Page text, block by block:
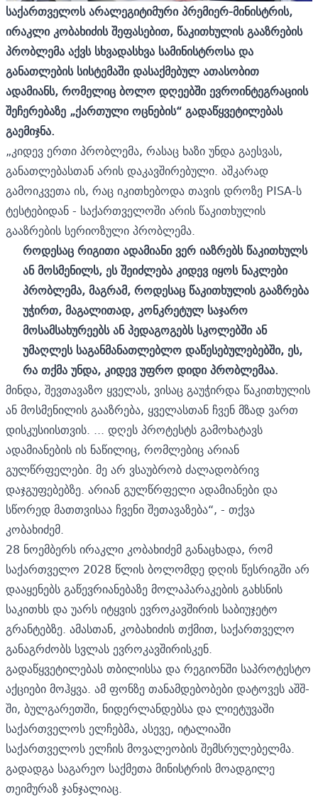
საქართველოს არალეგიტიმური პრემიერ-მინისტრის,
ირაკლი კობახიძის შეფასებით, წაკითხულის გააზრების
პრობლემა აქვს სხვადასხვა სამინისტროსა და
განათლების სისტემაში დასაქმებულ ათასობით
ადამიანს, რომელიც ბოლო დღეებში ევროინტეგრაციის
შეჩერებაზე „ქართული ოცნების“ გადაწყვეტილებას
გაემიჯნა.
„კიდევ ერთი პრობლემა, რასაც ხაზი უნდა გაესვას,
განათლებასთან არის დაკავშირებული. აშკარად
გამოიკვეთა ის, რაც იკითხებოდა თავის დროზე PISA-ს
ტესტებიდან - საქართველოში არის წაკითხულის
გააზრების სერიოზული პრობლემა.
როდესაც რიგითი ადამიანი ვერ იაზრებს წაკითხულს
ან მოსმენილს, ეს შეიძლება კიდევ იყოს ნაკლები
პრობლემა, მაგრამ, როდესაც წაკითხულის გააზრება
უჭირთ, მაგალითად, კონკრეტულ საჯარო
მოსამსახურეებს ან პედაგოგებს სკოლებში ან
უმაღლეს საგანმანათლებლო დაწესებულებებში, ეს,
რა თქმა უნდა, კიდევ უფრო დიდი პრობლემაა.
მინდა, შევთავაზო ყველას, ვისაც გაუჭირდა წაკითხულის
ან მოსმენილის გააზრება, ყველასთან ჩვენ მზად ვართ
დისკუსიისთვის. ... დღეს პროტესტს გამოხატავს
ადამიანების ის ნაწილიც, რომლებიც არიან
გულწრფელები. მე არ ვსაუბრობ ძალადობრივ
დაჯგუფებებზე. არიან გულწრფელი ადამიანები და
სწორედ მათთვისაა ჩვენი შეთავაზება“, - თქვა
კობახიძემ.
28 ნოემბერს ირაკლი კობახიძემგანაცხადა, რომ
საქართველო 2028 წლის ბოლომდე დღის წესრიგში არ
დააყენებს გაწევრიანებაზე მოლაპარაკების გახსნის
საკითხს და უარს იტყვის ევროკავშირის საბიუჯეტო
გრანტებზე. ამასთან, კობახიძის თქმით, საქართველო
განაგრძობს სვლას ევროკავშირისკენ.
გადაწყვეტილებას თბილისსა და რეგიონში საპროტესტო
აქციები მოჰყვა. ამ ფონზე თანამდებობები დატოვესაშშ-
ში, ბულგარეთში, ნიდერლანდებსადალიეტუვაში
საქართველოს ელჩებმა, ასევე, იტალიაში
საქართველოს ელჩის მოვალეობის შემსრულებელმა.
გადადგა საგარეო საქმეთა მინისტრის მოადგილე
თეიმურაზ ჯანჯალიაც.